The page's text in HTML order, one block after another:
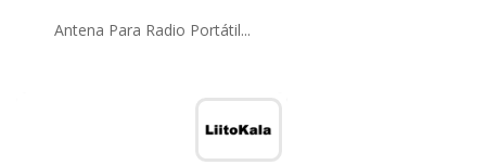
Antena Para Radio Portátil...